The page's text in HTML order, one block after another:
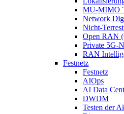
MU-MIMO
Network
Nicht-
Open RAN
Private 5G-
RAN
Festnetz
Festnetz
AIOps
AI Data
DWDM
Testen der